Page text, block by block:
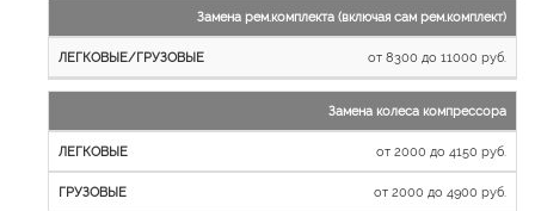
Замена рем.комплекта (включая сам рем.комплект)
от 8300 до 11000 руб.
Замена колеса компрессора
от 2000 до 4150 руб.
от 2000 до 4900 руб.